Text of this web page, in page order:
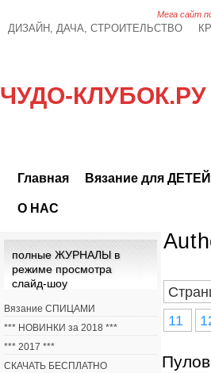
Мега сайт
ДИЗАЙН, ДАЧА, СТРОИТЕЛЬСТВО
ЧУДО-КЛУБОК.РУ
Главная Вязание для ДЕТЕЙ
О НАС
11
полные ЖУРНАЛЫ в
режиме просмотра
слайд-шоу
Вязание СПИЦАМИ
*** НОВИНКИ за 2018 ***
*** 2017 ***
СКАЧАТЬ БЕСПЛАТНО